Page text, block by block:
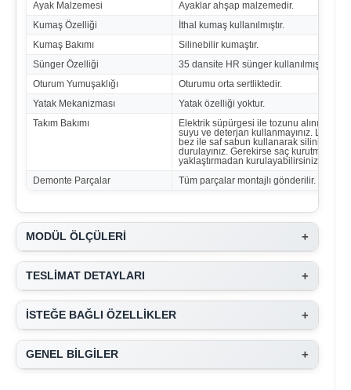
Ayak Malzemesi
Ayaklar ahşap malzemedir.
Kumaş Özelliği
İthal kumaş kullanılmıştır.
Kumaş Bakımı
Silinebilir kumaştır.
Sünger Özelliği
35 dansite HR sünger kullanılmıştır.
Oturum Yumuşaklığı
Oturumu orta sertliktedir.
Yatak Mekanizması
Yatak özelliği yoktur.
Takım Bakımı
Elektrik süpürgesi ile tozunu alınız.
suyu ve deterjan kullanmayınız. Leke
bez ile saf sabun kullanarak siliniz ve
durulayınız. Gerekirse saç kurutma
yaklaştırmadan kurulayabilirsiniz.
Demonte Parçalar
Tüm parçalar montajlı gönderilir.
MODÜL ÖLÇÜLERİ +
TESLİMAT DETAYLARI +
İSTEĞE BAĞLI ÖZELLİKLER +
GENEL BİLGİLER +